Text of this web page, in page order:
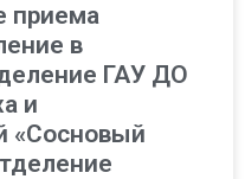
приема
в
ГАУ ДО
и
«Сосновый